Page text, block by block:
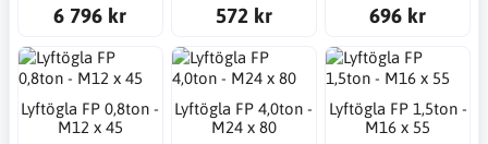
6 796 kr 572 kr 696 kr
Lyftögla FP 0,8ton -
M12 x 45
Lyftögla FP 4,0ton -
M24 x 80
Lyftögla FP 1,5ton -
M16 x 55